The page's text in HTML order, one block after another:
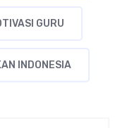
GURU
INDONESIA